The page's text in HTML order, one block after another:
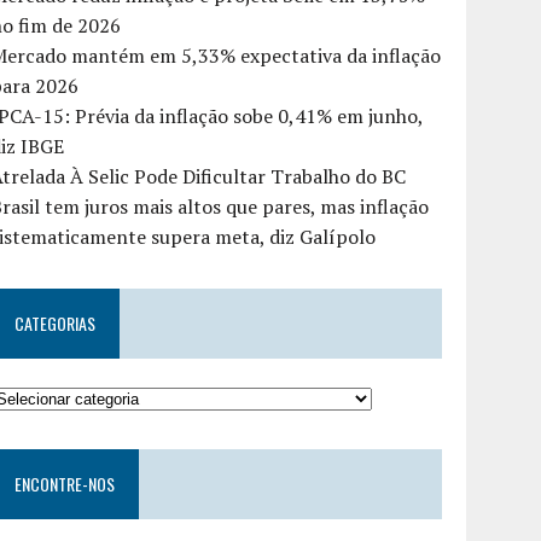
fim de 2026
mantém em 5,33% expectativa da inflação
2026
15: Prévia da inflação sobe 0,41% em junho,
IBGE
À Selic Pode Dificultar Trabalho do BC
tem juros mais altos que pares, mas inflação
supera meta, diz Galípolo
CATEGORIAS
ENCONTRE-NOS